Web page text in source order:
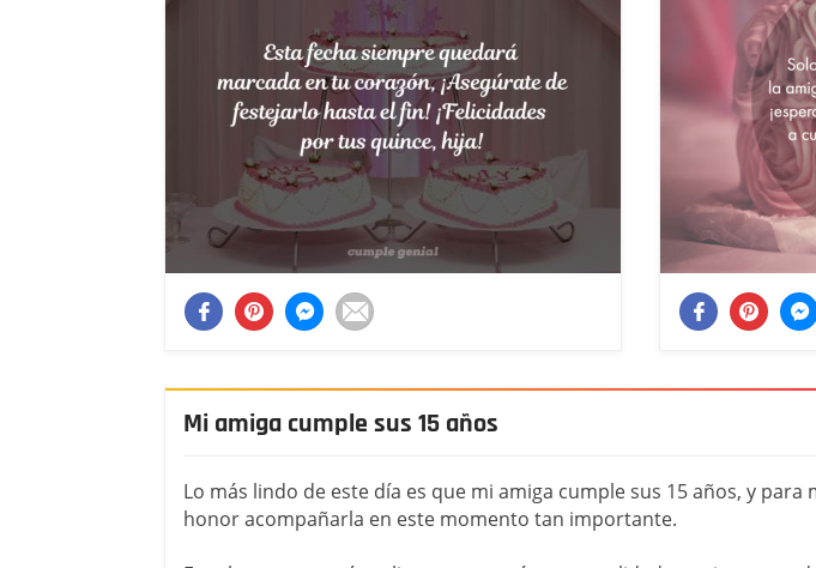
Mi amiga cumple sus 15 años
Lo más lindo de este día es que mi amiga cumple sus 15 años, y para
honor acompañarla en este momento tan importante.